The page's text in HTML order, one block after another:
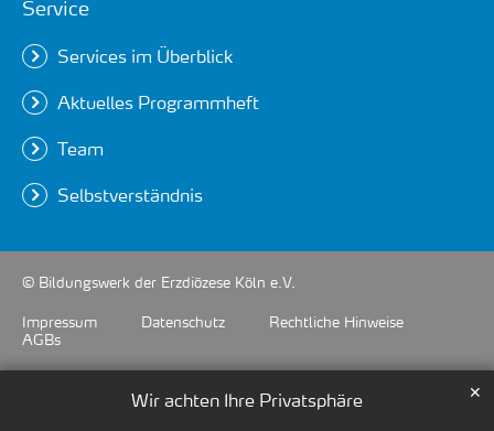
Wir achten Ihre Privatsphäre ✕
Service
Services im Überblick
Aktuelles Programmheft
Team
Selbstverständnis
© Bildungswerk der Erzdiözese Köln e.V.
Impressum
Datenschutz
Rechtliche Hinweise
AGBs